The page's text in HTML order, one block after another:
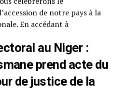
de notre pays à la
En accédant à
au Niger :
prend acte du
de justice de la